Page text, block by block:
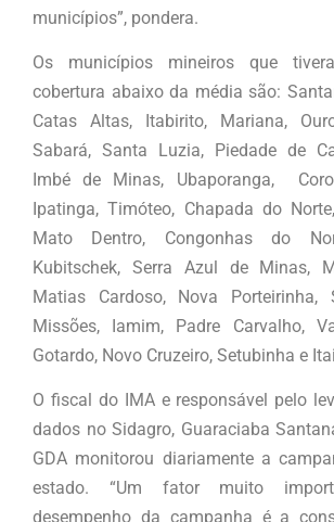
municípios”, pondera.
Os municípios mineiros que
cobertura abaixo da média são:
Catas Altas, Itabirito, Mariana,
Sabará, Santa Luzia, Piedade de
Imbé de Minas, Ubaporanga,
Ipatinga, Timóteo, Chapada do
Mato Dentro, Congonhas do
Kubitschek, Serra Azul de Minas,
Matias Cardoso, Nova
Missões, Iamim, Padre Carvalho,
Gotardo, Novo Cruzeiro, Setubinha e
O fiscal do IMA e responsável pelo
dados no Sidagro, Guaraciaba
GDA monitorou diariamente a
estado. “Um fator muito
desempenho da campanha é a